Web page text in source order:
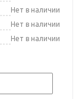
Нет в наличии
Нет в наличии
Нет в наличии